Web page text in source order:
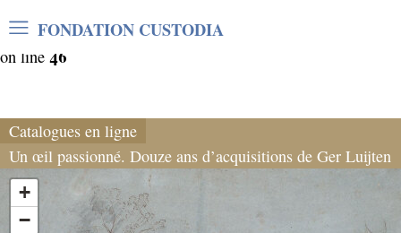
Warning: Undefined array key "var_mode" in
/home/clients/06cf3fb6db0bf3383064f508e4e3b220/
on line 46
FONDATION CUSTODIA
Catalogues en ligne
Un œil passionné. Douze ans d’acquisitions de Ger Luijten
+
−